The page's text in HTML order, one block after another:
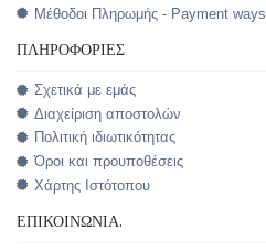
Μέθοδοι Πληρωμής - Payment ways
ΠΛΗΡΟΦΟΡΊΕΣ
Σχετικά με εμάς
Διαχείριση αποστολών
Πολιτική ιδιωτικότητας
Όροι και προυποθέσεις
Χάρτης Ιστότοπου
ΕΠΙΚΟΙΝΩΝΊΑ.